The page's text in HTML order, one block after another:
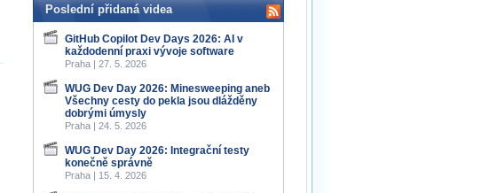
Poslední přidaná videa
GitHub Copilot Dev Days 2026: AI v
každodenní praxi vývoje software
Praha | 27. 5. 2026
WUG Dev Day 2026: Minesweeping aneb
Všechny cesty do pekla jsou dlážděny
dobrými úmysly
Praha | 24. 5. 2026
WUG Dev Day 2026: Integrační testy
konečně správně
Praha | 15. 4. 2026